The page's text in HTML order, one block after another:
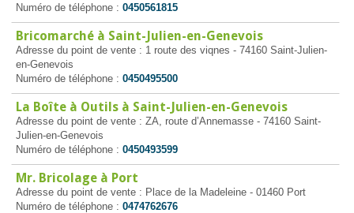
Numéro de téléphone : 0450561815
Bricomarché à Saint-Julien-en-Genevois
Adresse du point de vente : 1 route des viqnes - 74160 Saint-Julien-
en-Genevois
Numéro de téléphone : 0450495500
La Boîte à Outils à Saint-Julien-en-Genevois
Adresse du point de vente : ZA, route d’Annemasse - 74160 Saint-
Julien-en-Genevois
Numéro de téléphone : 0450493599
Mr. Bricolage à Port
Adresse du point de vente : Place de la Madeleine - 01460 Port
Numéro de téléphone : 0474762676